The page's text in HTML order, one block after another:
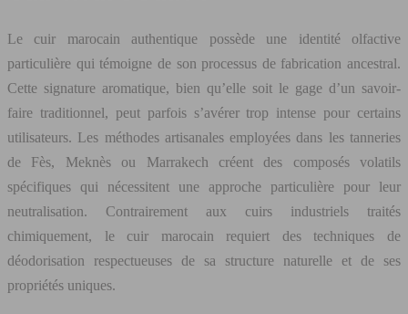
Le cuir marocain authentique possède une identité olfactive
particulière qui témoigne de son processus de fabrication ancestral.
Cette signature aromatique, bien qu’elle soit le gage d’un savoir-
faire traditionnel, peut parfois s’avérer trop intense pour certains
utilisateurs. Les méthodes artisanales employées dans les tanneries
de Fès, Meknès ou Marrakech créent des composés volatils
spécifiques qui nécessitent une approche particulière pour leur
neutralisation. Contrairement aux cuirs industriels traités
chimiquement, le cuir marocain requiert des techniques de
déodorisation respectueuses de sa structure naturelle et de ses
propriétés uniques.